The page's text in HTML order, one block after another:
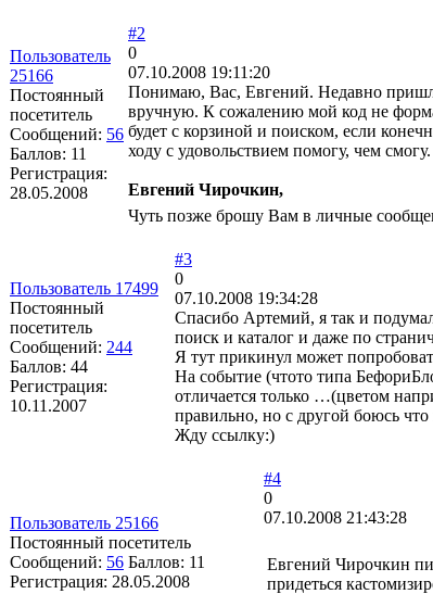
Пользователь
25166
Постоянный
посетитель
Сообщений: 56
Баллов: 11
Регистрация:
28.05.2008
#2
0
07.10.2008 19:11:20
Понимаю, Вас, Евгений. Недавно
вручную. К сожалению мой код не
будет с корзиной и поиском, если
ходу с удовольствием помогу, чем смогу.
Евгений Чирочкин,
Чуть позже брошу Вам в личные
Пользователь 17499
Постоянный
посетитель
Сообщений: 244
Баллов: 44
Регистрация:
10.11.2007
#3
0
07.10.2008 19:34:28
Спасибо Артемий, я так и
поиск и каталог и даже по
Я тут прикинул может
На событие (чтото типа
отличается только …(цветом
правильно, но с другой боюсь
Жду ссылку:)
Пользователь 25166
Постоянный посетитель
Сообщений: 56 Баллов: 11
Регистрация: 28.05.2008
#4
0
07.10.2008 21:43:28
Евгений Чирочкин
придеться